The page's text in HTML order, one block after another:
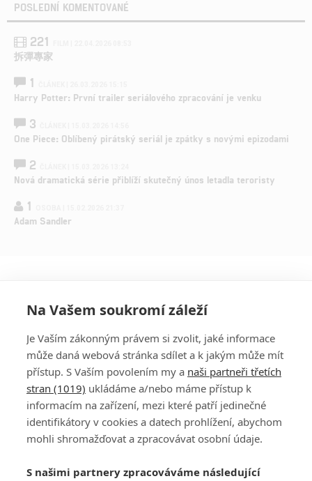
POSLEDNÍ KOMENTOVANÉ
221
拆彈專家
1
Harry Potter: První trailer seriálového zpracování je venku
3
One Piece: Oblíbený pirátský seriál je zpátky s novými epizodami
2
Nová dramatická série přiblíží skutečný únos letadla teroristy
1
Adam Sandler
PŘIHLÁSIT
REGISTROVAT
DISKUZE
Šéfredaktorkou webu jePetr Slavík, e-mailserialy@fandimefilmu.cz
Na Vašem soukromí záleží
Je Vaším zákonným právem si zvolit, jaké informace
může daná webová stránka sdílet a k jakým může mít
přístup. S Vaším povolením my a naši partneři třetích
stran (1019) ukládáme a/nebo máme přístup k
informacím na zařízení, mezi které patří jedinečné
identifikátory v cookies a datech prohlížení, abychom
mohli shromažďovat a zpracovávat osobní údaje.
S našimi partnery zpracováváme následující